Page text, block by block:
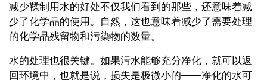
减少鞣制用水的好处不仅我们看到的那些，还意味着减
少了化学品的使用。自然，这也意味着减少了需要处理
的化学品残留物和污染物的数量。
水的处理也很关键。如果污水能够充分净化，就可以返
回环境中，也就是说，损失是极微小的——净化的水可